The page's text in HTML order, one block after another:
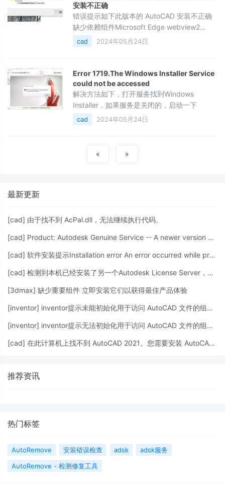
C\windows\system32\config\systemprofile
安装不正确
错误提示如下此版本的 AutoCAD 安装不正确
缺少依赖组件Microsoft Edge webview2
Runtime缺少依赖组件 Microsoft.NET跟You
must install .NET Desktop Runtime1. 打开
法运行**，点击**搜索**2. 你的软件属于什么
版本就选什么按钮，如图3.如
cad 2024年05月24日
Error 1719.The Windows lnstaller Service
could not be accessed
解决方法如下，打开服务找到Windows
Installer，如果服务是关闭的，启动一下
cad 2024年05月24日
« »
最新更新
[cad] 由于找不到 AcPal.dll，无法继续执行代码。
[cad] Product: Autodesk Genuine Service -- A newer version of this application is
[cad] 软件安装提示Installation error An error occurred while preparing for installation.
[cad] 检测到本机已经安装了另一个Autodesk License Server，继续安装可能会导致服务器冲突。
[3dmax] 缺少重要组件 立即安装它们以获得最佳产品体验
[inventor] inventor提示未能初始化用于访问 AutoCAD 文件的组件。请重试.错误 82
[inventor] inventor提示无法初始化用于访问 AutoCAD 文件的组件。 请重试。 错误 16
[cad] 在此计算机上找不到 AutoCAD 2021。您需要安装 AutoCAD 2021 才能安装此语言包。
推荐资讯
热门标签
AutoRemove 安装错误检查 adsk
adsk服务
AutoRemove - 检测修复工具